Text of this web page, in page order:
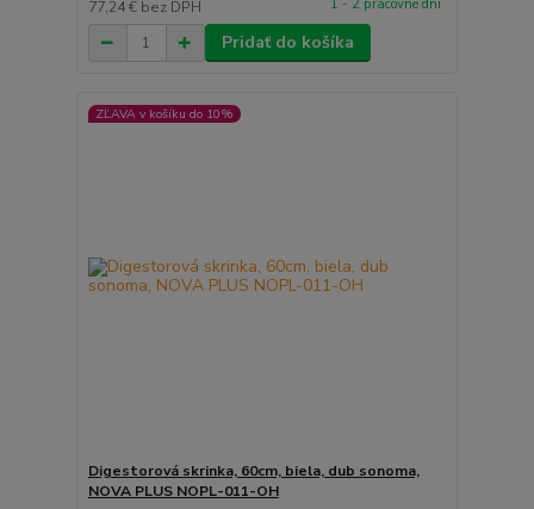
77,24 € bez DPH 1 - 2 pracovné dni
Pridať do košíka
ZĽAVA v košíku do 10%
Digestorová skrinka, 60cm, biela, dub sonoma,
NOVA PLUS NOPL-011-OH